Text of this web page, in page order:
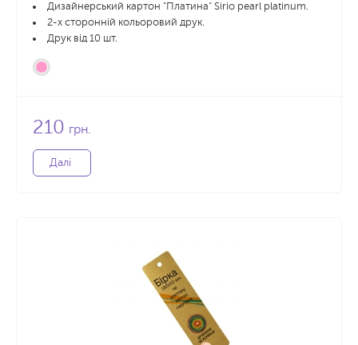
Дизайнерський картон "Платина" Sirio pearl platinum.
2-х сторонній кольоровий друк.
Друк від 10 шт.
210 грн.
Далі